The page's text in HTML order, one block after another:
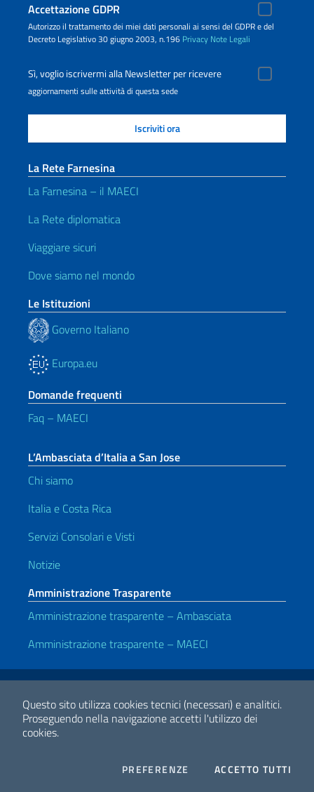
Questo sito utilizza cookies tecnici (necessari) e analitici.
Proseguendo nella navigazione accetti l'utilizzo dei
cookies.
PREFERENZE COOKIESACCETTO TUTTI
Accettazione GDPR
Autorizzo il trattamento dei miei dati personali ai sensi del GDPR e del
Decreto Legislativo 30 giugno 2003, n.196 Privacy Note Legali
Sì, voglio iscrivermi alla Newsletter per ricevere
aggiornamenti sulle attività di questa sede
La Rete Farnesina
La Farnesina – il MAECI
La Rete diplomatica
Viaggiare sicuri
Dove siamo nel mondo
Le Istituzioni
Governo Italiano
Europa.eu
Domande frequenti
Faq – MAECI
L’Ambasciata d’Italia a San Jose
Chi siamo
Italia e Costa Rica
Servizi Consolari e Visti
Notizie
Amministrazione Trasparente
Amministrazione trasparente – Ambasciata
Amministrazione trasparente – MAECI
Link Utili